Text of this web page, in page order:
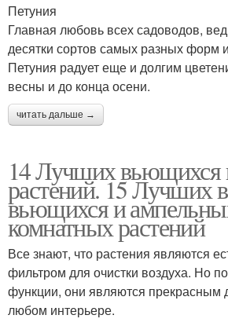
Петуния
Главная любовь всех садоводов,
десятки сортов самых разных форм
Петуния радует еще и долгим
весны и до конца осени.
читать дальше →
14 Лучших вьющихся
растений. 15 Лучших
вьющихся и
комнатных растений
Все знают, что растения являются
фильтром для очистки воздуха. Но
функции, они являются прекрасным
любом интерьере.